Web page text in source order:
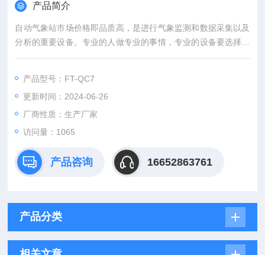
产品简介
自动气象站市场价格即品质高，是进行气象监测和数据采集以及
分析的重要设备。专业的人做专业的事情，专业的设备要选择专
业的厂家，支持扩展安卓屏显示、存储、扩展安卓屏支持2G数据
仪，气象环境监测软件三分组成。
产品型号：FT-QC7
更新时间：2024-06-26
厂商性质：生产厂家
访问量：1065
产品咨询 16652863761
产品分类